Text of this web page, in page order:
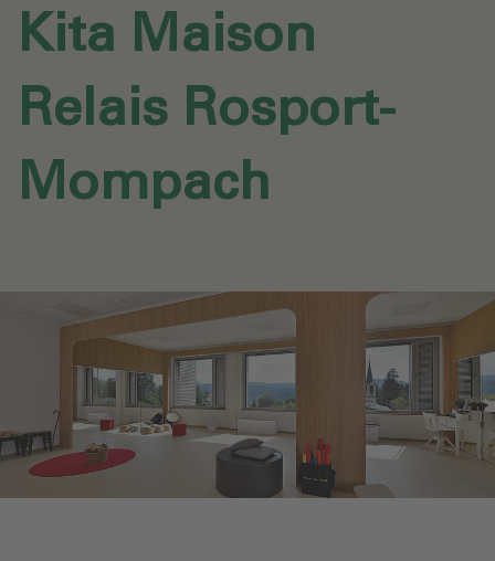
Kita Maison
Relais Rosport-
Mompach‎